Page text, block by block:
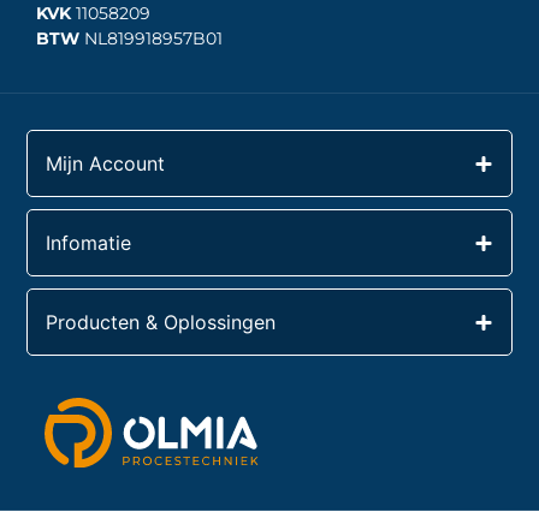
KVK11058209
BTW NL819918957B01
Mijn Account
Infomatie
Producten & Oplossingen